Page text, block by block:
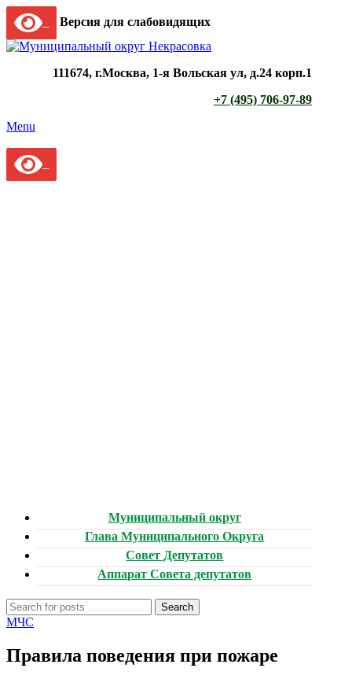
Версия для слабовидящих
111674, г.Москва, 1-я Вольская ул, д.24 корп.1
+7 (495) 706-97-89
Menu
Муниципальный округ
Глава Муниципального Округа
Совет Депутатов
Аппарат Совета депутатов
Search
МЧС
Правила поведения при пожаре